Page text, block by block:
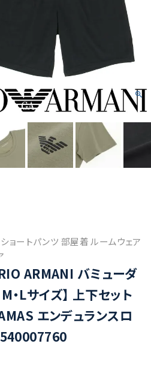
ョートパンツ 部屋着 ルームウェア
ARMANI バミューダ
・Lサイズ】 上下セット
エンデュランスロ